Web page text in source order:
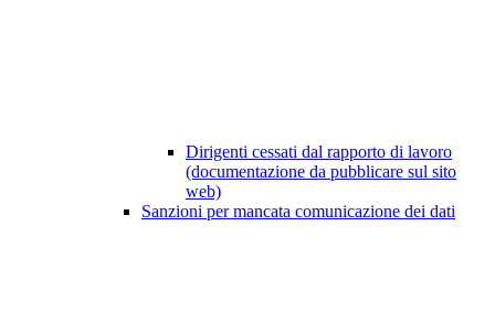
Dirigenti cessati dal rapporto di lavoro
(documentazione da pubblicare sul sito
web)
Sanzioni per mancata comunicazione dei dati